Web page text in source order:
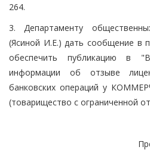
264.
3. Департаменту
(Ясиной И.Е.) дать сообщение в
обеспечить публикацию в
информации об отзыве
банковских операций у
(товарищество с ограниченной